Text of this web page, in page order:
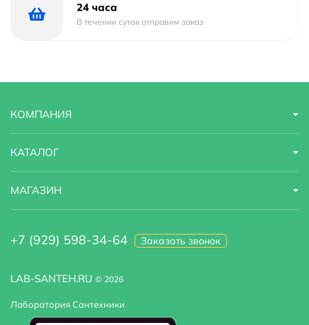
Ширина 21.5 м24 часа
В течении суток отправим заказ
LAB-SANTEH.RU © 2026
Лаборатория Сантехники
КОМПАНИЯ
КАТАЛОГ
МАГАЗИН
+7 (929) 598-34-64 Заказать звонок